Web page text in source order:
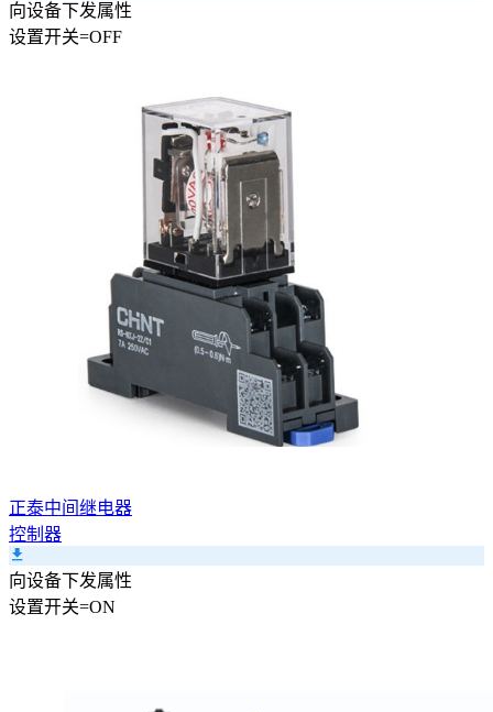
向设备下发属性
设置开关=OFF
正泰中间继电器
控制器
向设备下发属性
设置开关=ON